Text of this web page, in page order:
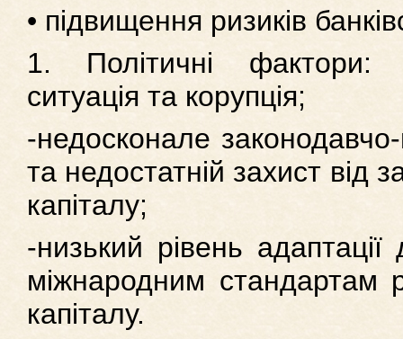
• підвищення ризиків
1. Політичні фактори: -
ситуація та корупція;
-недосконале
та недостатній захист від
капіталу;
-низький рівень адаптації
міжнародним стандартам
капіталу.